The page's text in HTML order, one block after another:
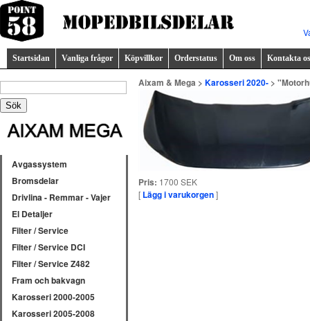
Startsidan Vanliga frågor Köpvillkor Orderstatus Om oss Kontakta
Avgassystem
Bromsdelar
Drivlina - Remmar - Vajer
El Detaljer
Filter / Service
Filter / Service DCI
Filter / Service Z482
Fram och bakvagn
Karosseri 2000-2005
Karosseri 2005-2008
Aixam & Mega > Karosseri 2020- >
Pris: 1700 SEK
[ Lägg i varukorgen]